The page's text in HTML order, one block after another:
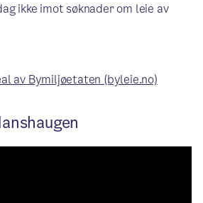
ikke imot søknader om leie av
av Bymiljøetaten (byleie.no)